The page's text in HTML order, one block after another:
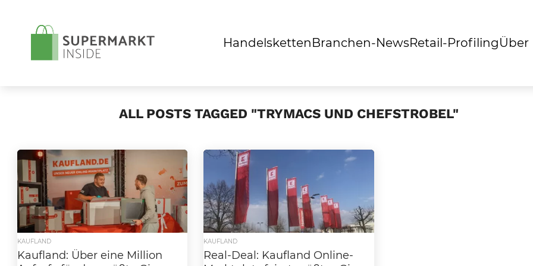
Handelsketten Branchen-NewsRetail-ProfilingÜber
ALL POSTS TAGGED "TRYMACS UND CHEFSTROBEL"
KAUFLAND
Kaufland: Über eine Million
KAUFLAND
Real-Deal: Kaufland Online-